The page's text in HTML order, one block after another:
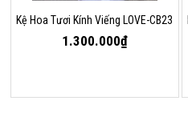
Kệ Hoa Tươi Kính Viếng LOVE-CB23
1.300.000₫